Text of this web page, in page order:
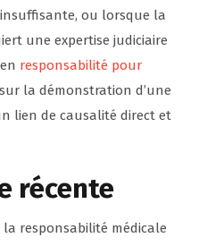
ou lorsque la
une expertise judiciaire
responsabilité pour
la démonstration d’une
lien de causalité direct et
récente
responsabilité médicale